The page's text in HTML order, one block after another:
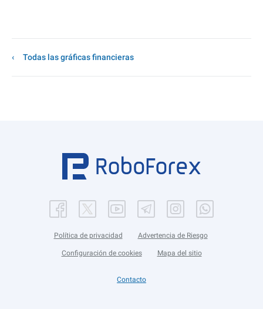
Todas las gráficas financieras
Política de privacidad Advertencia de Riesgo
Configuración de cookies Mapa del sitio
Contacto